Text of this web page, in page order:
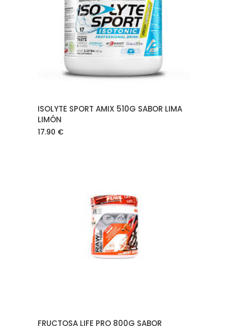
AÑADIR AL CARRITO
ISOLYTE SPORT AMIX 510G SABOR LIMA
LIMÓN
17.90 €
AÑADIR AL CARRITO
FRUCTOSA LIFE PRO 800G SABOR